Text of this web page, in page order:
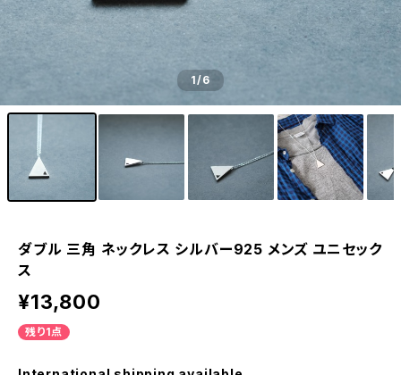
1/6
ダブル 三角 ネックレス シルバー925 メンズ ユニセック
ス
¥13,800
残り1点